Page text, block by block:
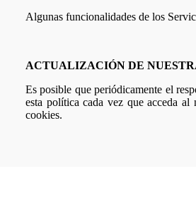
Algunas funcionalidades de los
ACTUALIZACIÓN DE
Es posible que periódicamente el
esta política cada vez que acceda
cookies.